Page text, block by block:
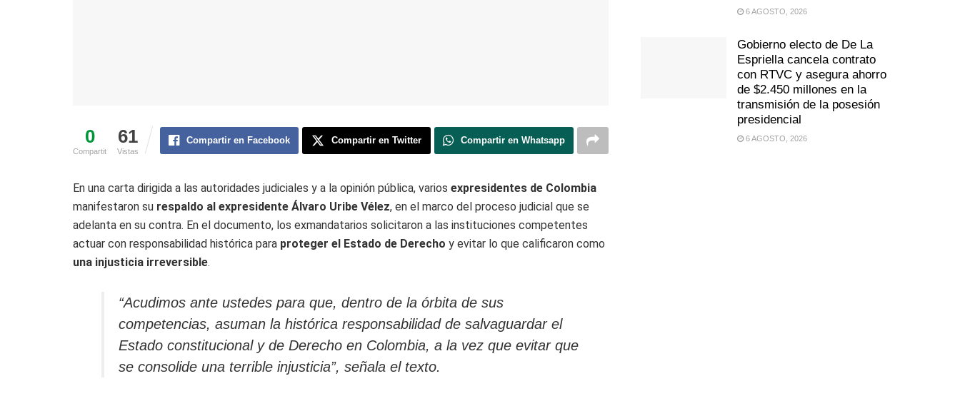
0
Compartit
61
Vistas
Compartir en Facebook Compartir en Twitter Compartir en Whatsapp
En una carta dirigida a las autoridades judiciales y a la opinión pública, varios expresidentes de Colombia
manifestaron su respaldo al expresidente Álvaro Uribe Vélez, en el marco del proceso judicial que se
adelanta en su contra. En el documento, los exmandatarios solicitaron a las instituciones competentes
actuar con responsabilidad histórica para proteger el Estado de Derecho y evitar lo que calificaron como
una injusticia irreversible.
“Acudimos ante ustedes para que, dentro de la órbita de sus
competencias, asuman la histórica responsabilidad de salvaguardar el
Estado constitucional y de Derecho en Colombia, a la vez que evitar que
se consolide una terrible injusticia”, señala el texto.
6 AGOSTO, 2026
Gobierno electo de De La
Espriella cancela contrato
con RTVC y asegura ahorro
de $2.450 millones en la
transmisión de la posesión
presidencial
6 AGOSTO, 2026